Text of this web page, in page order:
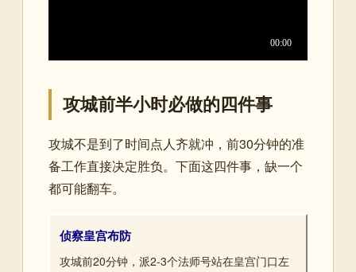
攻城前半小时必做的四件事
攻城不是到了时间点人齐就冲，前30分钟的准
备工作直接决定胜负。下面这四件事，缺一个
都可能翻车。
侦察皇宫布防
攻城前20分钟，派2-3个法师号站在皇宫门口左